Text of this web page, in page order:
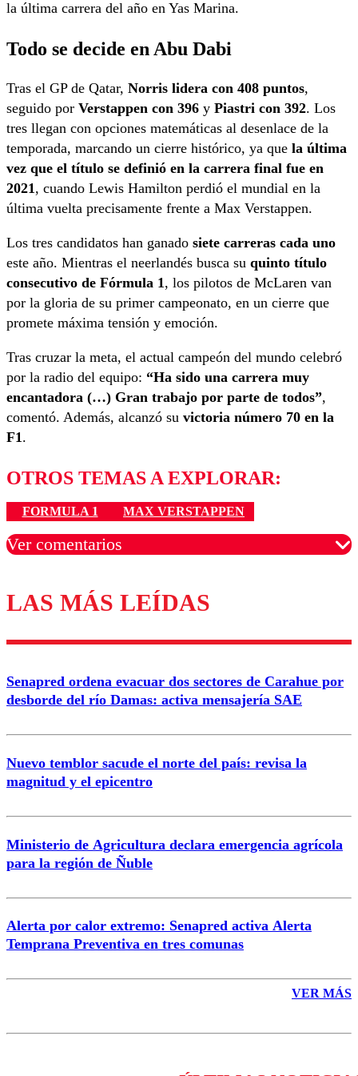
la última carrera del año en Yas Marina.
Todo se decide en Abu Dabi
Tras el GP de Qatar, Norris lidera con 408 puntos,
seguido por Verstappen con 396 y Piastri con 392. Los
tres llegan con opciones matemáticas al desenlace de la
temporada, marcando un cierre histórico, ya que la última
vez que el título se definió en la carrera final fue en
2021 , cuando Lewis Hamilton perdió el mundial en la
última vuelta precisamente frente a Max Verstappen.
Los tres candidatos han ganado siete carreras cada uno
este año. Mientras el neerlandés busca su quinto título
consecutivo de Fórmula 1 , los pilotos de McLaren van
por la gloria de su primer campeonato, en un cierre que
promete máxima tensión y emoción.
Tras cruzar la meta, el actual campeón del mundo celebró
por la radio del equipo: “Ha sido una carrera muy
encantadora (…) Gran trabajo por parte de todos”,
comentó. Además, alcanzó su victoria número 70 en la
F1 .
OTROS TEMAS A EXPLORAR:
FORMULA 1 MAX VERSTAPPEN
Ver comentarios
Los comentarios son moderados para garantizar un
diálogo respetuoso.
Correo
LAS MÁS LEÍDAS
Senapred ordena evacuar dos sectores de Carahue por
desborde del río Damas: activa mensajería SAE
Nuevo temblor sacude el norte del país: revisa la
magnitud y el epicentro
Ministerio de Agricultura declara emergencia agrícola
para la región de Ñuble
Alerta por calor extremo: Senapred activa Alerta
Temprana Preventiva en tres comunas
VER MÁS